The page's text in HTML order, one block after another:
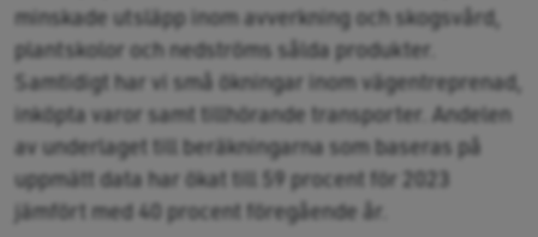
minskade utsläpp inom avverkning och skogsvård,
plantskolor och nedströms sålda produkter.
Samtidigt har vi små ökningar inom vägentreprenad,
inköpta varor samt tillhörande transporter. Andelen
av underlaget till beräkningarna som baseras på
uppmätt data har ökat till 59 procent för 2023
jämfört med 40 procent föregående år.